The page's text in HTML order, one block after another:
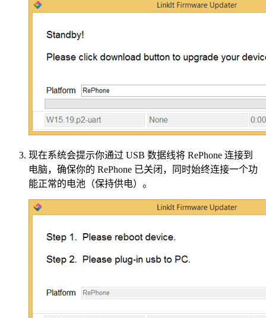
现在系统会提示你通过 USB 数据线将 RePhone 连接到
电脑，确保你的 RePhone 已关闭，同时始终连接一个功
能正常的电池（保持供电）。